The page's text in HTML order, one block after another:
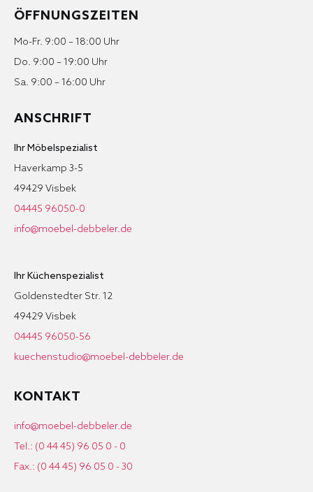
ÖFFNUNGSZEITEN
Mo-Fr. 9:00 – 18:00 Uhr
Do. 9:00 – 19:00 Uhr
Sa. 9:00 – 16:00 Uhr
ANSCHRIFT
Ihr Möbelspezialist
Haverkamp 3-5
49429 Visbek
04445 96050-0
info@moebel-debbeler.de
Ihr Küchenspezialist
Goldenstedter Str. 12
49429 Visbek
04445 96050-56
kuechenstudio@moebel-debbeler.de
KONTAKT
info@moebel-debbeler.de
Tel.: (0 44 45) 96 05 0 - 0
Fax.: (0 44 45) 96 05 0 - 30